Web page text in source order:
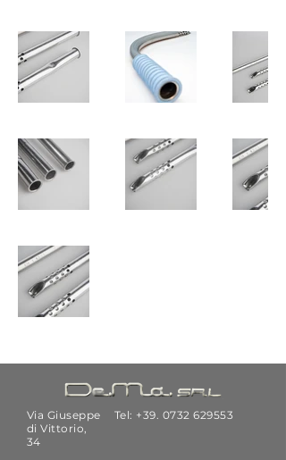
Via Giuseppe
di Vittorio,
34
Tel: +39. 0732 629553